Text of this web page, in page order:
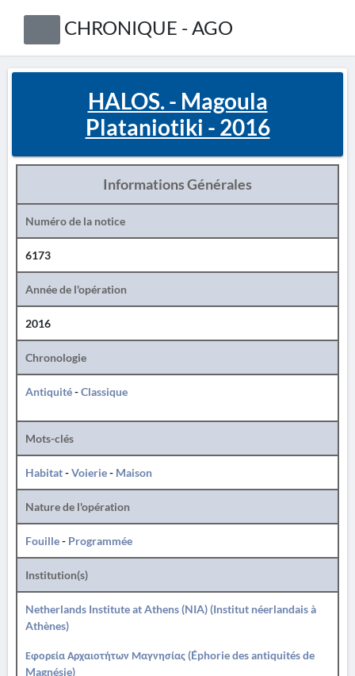
CHRONIQUE - AGO
HALOS. - Magoula
Plataniotiki - 2016
Informations Générales
Numéro de la notice
6173
Année de l'opération
2016
Chronologie
Antiquité-Classique
Mots-clés
Habitat-Voierie- Maison
Nature de l'opération
Fouille- Programmée
Institution(s)
Netherlands Institute at Athens (NIA) (Institut néerlandais à
Athènes)
Εφορεία Αρχαιοτήτων Μαγνησίας (Éphorie des antiquités de
Magnésie)